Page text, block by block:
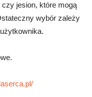
czy jesion, które mogą
wybór zależy